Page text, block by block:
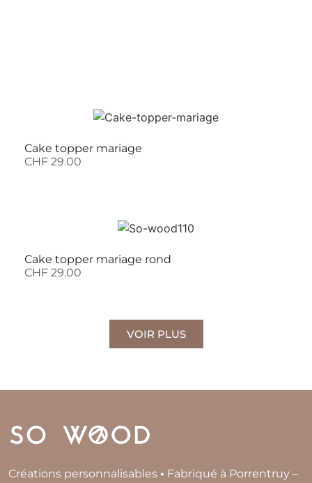
Cake topper mariage
CHF 29.00
Cake topper mariage rond
CHF 29.00
VOIR PLUS
Créations personnalisables • Fabriqué à Porrentruy –